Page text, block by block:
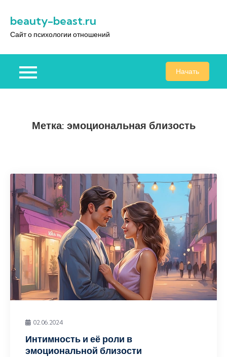
содержимому
beauty-beast.ru
Сайт о психологии отношений
Начать
Метка: эмоциональная близость
02.06.2024
Интимность и её роли в
эмоциональной близости